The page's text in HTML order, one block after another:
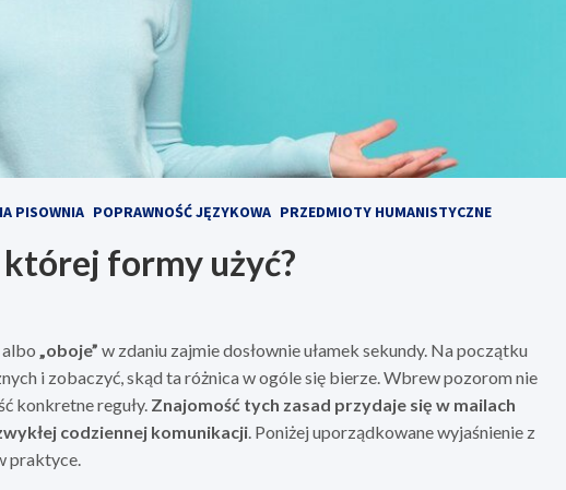
PISOWNIA POPRAWNOŚĆ JĘZYKOWA PRZEDMIOTY HUMANISTYCZNE
formy użyć?
albo „oboje” w zdaniu zajmie dosłownie ułamek sekundy. Na początku
i zobaczyć, skąd ta różnica w ogóle się bierze. Wbrew pozorom nie
konkretne reguły. Znajomość tych zasad przydaje się w mailach
codziennej komunikacji. Poniżej uporządkowane wyjaśnienie z
praktyce.